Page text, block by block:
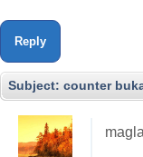
Reply
Subject: counter